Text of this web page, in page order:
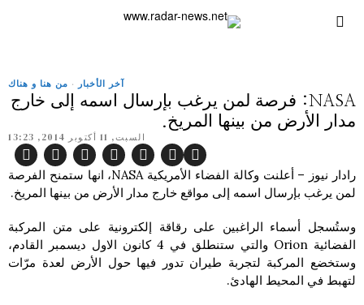
آخر الأخبار · من هنا و هناك
NASA: فرصة لمن يرغب بإرسال اسمه إلى خارج
مدار الأرض من بينها المريخ.
السبت, 11 أكتوبر 2014, 13:23
رادار نيوز – أعلنت وكالة الفضاء الأمريكية NASA، انها ستمنح الفرصة
لمن يرغب بإرسال اسمه إلى مواقع خارج مدار الأرض من بينها المريخ.
وستُسجل أسماء الراغبين على رقاقة إلكترونية على متن المركبة
الفضائية Orion والتي ستنطلق في 4 كانون الاول ديسمبر القادم،
وستخضع المركبة لتجربة طيران تدور فيها حول الأرض لعدة مرّات
لتهبط في المحيط الهادئ.